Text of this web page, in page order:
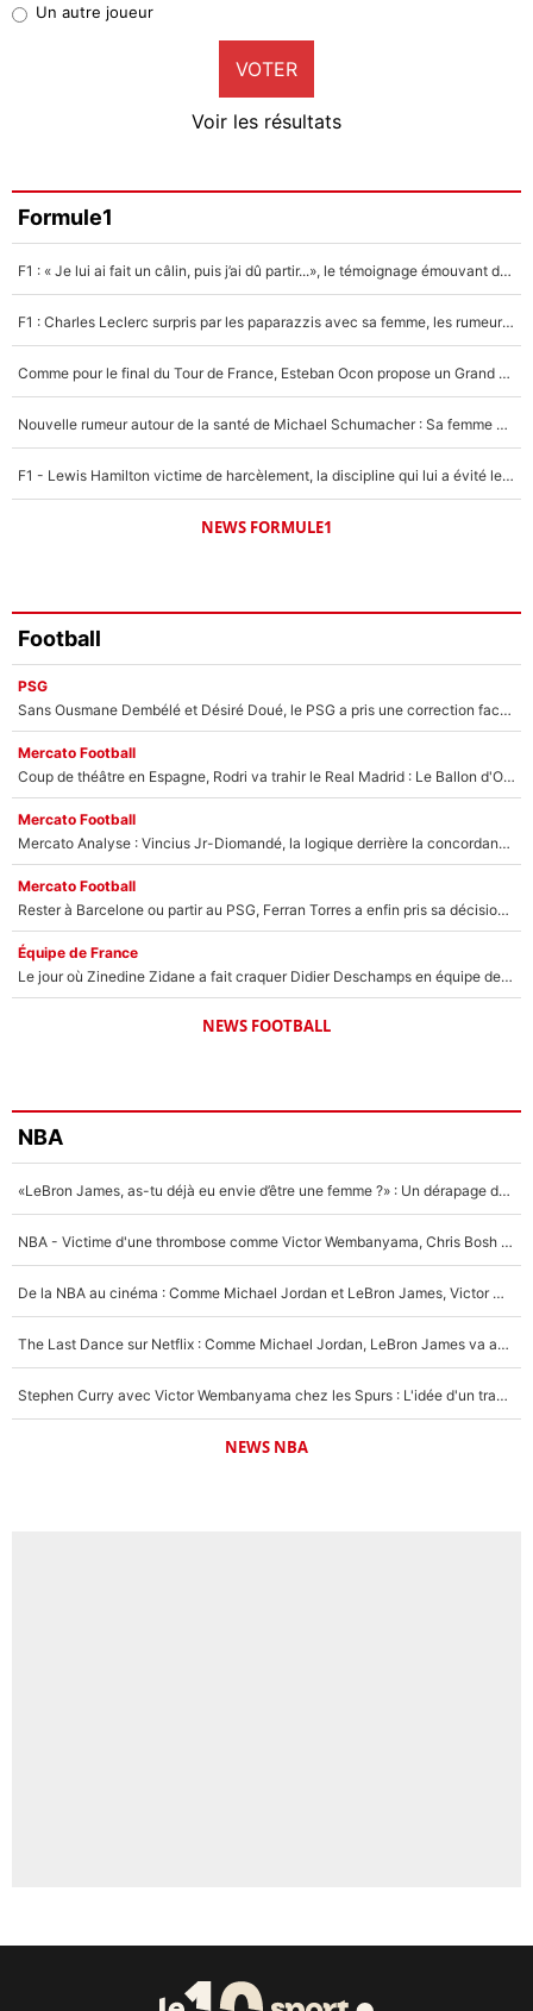
9%
Faris Moumbagna
5%
Un autre joueur
5%
Un autre joueur
VOTER
Voir les résultats
Formule1
F1 : « Je lui ai fait un câlin, puis j’ai dû partir...», le témoignage émouvant de Max Verstappen sur sa fille
F1 : Charles Leclerc surpris par les paparazzis avec sa femme, les rumeurs étaient vraies !
Comme pour le final du Tour de France, Esteban Ocon propose un Grand Prix de Formule 1 à Paris : «Autour de l’Arc de Triomphe, ce serait génial» !
Nouvelle rumeur autour de la santé de Michael Schumacher : Sa femme Corinna sort du silence
F1 - Lewis Hamilton victime de harcèlement, la discipline qui lui a évité le pire : «J'aurais probablement mal tourné»
NEWS FORMULE1
Football
PSG
Sans Ousmane Dembélé et Désiré Doué, le PSG a pris une correction face à Majorque : Luis Enrique attend avec impatience des renforts !
Mercato Football
Coup de théâtre en Espagne, Rodri va trahir le Real Madrid : Le Ballon d'Or a choisi de signer au FC Barcelone !
Mercato Football
Mercato Analyse : Vincius Jr-Diomandé, la logique derrière la concordance des temps
Mercato Football
Rester à Barcelone ou partir au PSG, Ferran Torres a enfin pris sa décision : La course contre la montre est lancée !
Équipe de France
Le jour où Zinedine Zidane a fait craquer Didier Deschamps en équipe de France : «Je m’en suis voulu», l’ancien sélectionneur a regretté son geste !
NEWS FOOTBALL
NBA
«LeBron James, as-tu déjà eu envie d’être une femme ?» : Un dérapage de Donald Trump sur la superstar de la NBA refait surface
NBA - Victime d'une thrombose comme Victor Wembanyama, Chris Bosh prévient le Français des risques sur sa santé : «J’ai failli mourir sur le coup et j’ai été ramené à la vie»
De la NBA au cinéma : Comme Michael Jordan et LeBron James, Victor Wembanyama rêve d'une carrière d'acteur !
The Last Dance sur Netflix : Comme Michael Jordan, LeBron James va avoir le droit à sa série !
Stephen Curry avec Victor Wembanyama chez les Spurs : L'idée d'un trade historique est lancée en NBA !
NEWS NBA